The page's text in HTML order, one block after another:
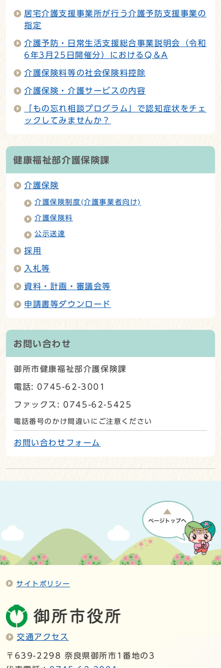
居宅介護支援事業所が行う介護予防支援事業の
指定
介護予防・日常生活支援総合事業説明会（令和
6年3月25日開催分）におけるQ＆A
介護保険料等の社会保険料控除
介護保険・介護サービスの内容
「もの忘れ相談プログラム」で認知症状をチェ
ックしてみませんか？
健康福祉部介護保険課
介護保険
介護保険制度(介護事業者向け)
介護保険料
公示送達
採用
入札等
資料・計画・審議会等
申請書等ダウンロード
お問い合わせ
御所市健康福祉部介護保険課
電話: 0745-62-3001
ファックス: 0745-62-5425
電話番号のかけ間違いにご注意ください
お問い合わせフォーム
サイトポリシー
交通アクセス
〒639-2298 奈良県御所市1番地の3